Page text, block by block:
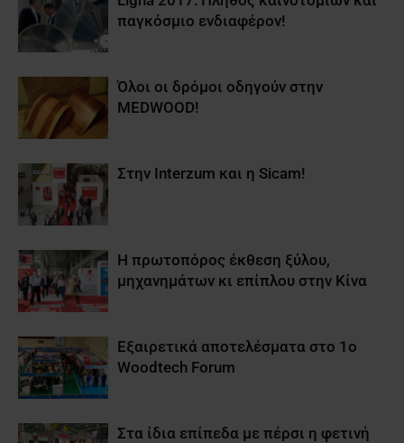
παγκόσμιο ενδιαφέρον!
Όλοι οι δρόμοι οδηγούν στην
MEDWOOD!
Στην Interzum και η Sicam!
Η πρωτοπόρος έκθεση ξύλου,
μηχανημάτων κι επίπλου στην Κίνα
Εξαιρετικά αποτελέσματα στο 1o
Woodtech Forum
Στα ίδια επίπεδα με πέρσι η φετινή